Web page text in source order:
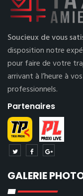
Soucieux de vous
disposition notre
pour faire de votre
arrivant à l’heure à
professionnels.
Partenaires
GALERIE